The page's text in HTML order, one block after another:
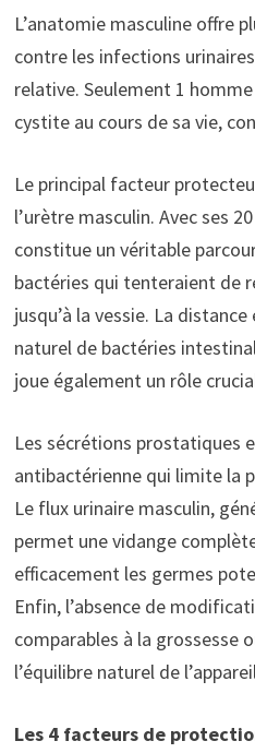
L’anatomie masculine offre
contre les infections
relative. Seulement 1
cystite au cours de sa vie,
Le principal facteur
l’urètre masculin. Avec ses
constitue un véritable
bactéries qui tenteraient de
jusqu’à la vessie. La
naturel de bactéries
joue également un rôle
Les sécrétions prostatiques
antibactérienne qui limite la
Le flux urinaire masculin,
permet une vidange
efficacement les germes
Enfin, l’absence de
comparables à la grossesse
l’équilibre naturel de
Les 4 facteurs de